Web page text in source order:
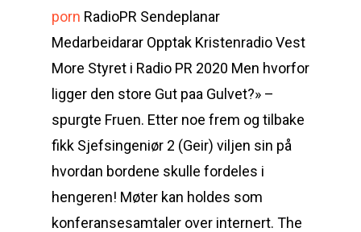
porn RadioPR Sendeplanar
Medarbeidarar Opptak Kristenradio Vest
More Styret i Radio PR 2020 Men hvorfor
ligger den store Gut paa Gulvet?» –
spurgte Fruen. Etter noe frem og tilbake
fikk Sjefsingeniør 2 (Geir) viljen sin på
hvordan bordene skulle fordeles i
hengeren! Møter kan holdes som
konferansesamtaler over internert. The